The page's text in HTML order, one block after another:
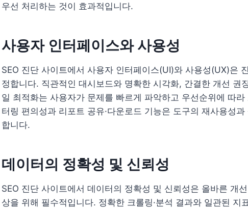
우선 처리하는 것이 효과적입니다.
사용자 인터페이스와 사용성
SEO 진단 사이트에서 사용자 인터페이스(UI)와 사용성(UX)은
정합니다. 직관적인 대시보드와 명확한 시각화, 간결한 개선 권
일 최적화는 사용자가 문제를 빠르게 파악하고 우선순위에 따라
터링 편의성과 리포트 공유·다운로드 기능은 도구의 재사용성
합니다.
데이터의 정확성 및 신뢰성
SEO 진단 사이트에서 데이터의 정확성 및 신뢰성은 올바른 개
상을 위해 필수적입니다. 정확한 크롤링·분석 결과와 일관된 지